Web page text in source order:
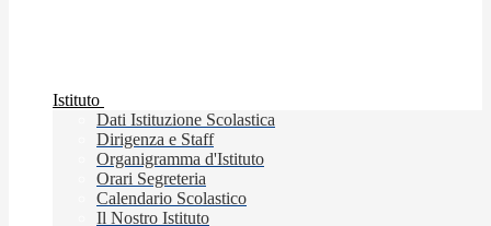
Istituto
Dati Istituzione Scolastica
Dirigenza e Staff
Organigramma d'Istituto
Orari Segreteria
Calendario Scolastico
Il Nostro Istituto